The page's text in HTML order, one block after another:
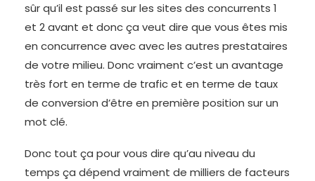
sûr qu’il est passé sur les sites des concurrents 1
et 2 avant et donc ça veut dire que vous êtes mis
en concurrence avec avec les autres prestataires
de votre milieu. Donc vraiment c’est un avantage
très fort en terme de trafic et en terme de taux
de conversion d’être en première position sur un
mot clé.
Donc tout ça pour vous dire qu’au niveau du
temps ça dépend vraiment de milliers de facteurs